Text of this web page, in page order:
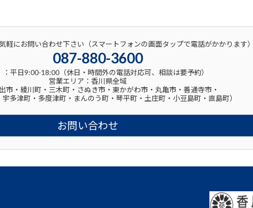
軽にお問い合わせ下さい（スマートフォンの画面タップで電話がかかります）
087-880-3600
平日9:00-18:00（休日・時間外の電話対応可、相談は要予約）
営業エリア：香川県全域
市・綾川町・三木町・さぬき市・東かがわ市・丸亀市・善通寺市・
多津町・多度津町・まんのう町・琴平町・土庄町・小豆島町・直島町）
お問い合わせ